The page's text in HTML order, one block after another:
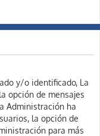
y/o identificado, La
opción de mensajes
Administración ha
la opción de
para más